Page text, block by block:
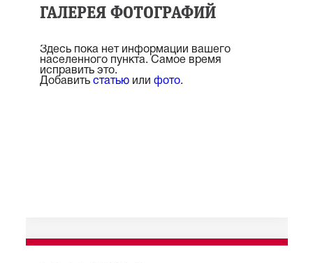
ГАЛЕРЕЯ ФОТОГРАФИЙ
Здесь пока нет информации вашего
населенного пункта. Самое время
исправить это.
Добавить статьюили фото.